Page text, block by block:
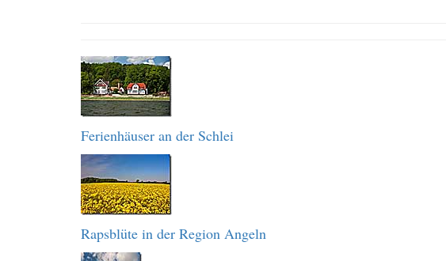
Ferienhäuser an der Schlei
Rapsblüte in der Region Angeln